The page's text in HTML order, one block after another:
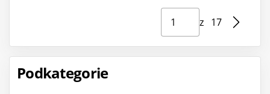
Podkategorie
Strona ⁨1⁩ z ⁨17⁩
z ⁨17⁩
Przejdź do strony